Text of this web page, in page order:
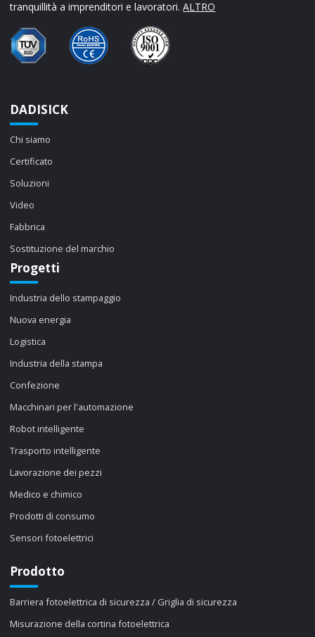
tranquillità a imprenditori e lavoratori.ALTRO
DADISICK
Chi siamo
Certificato
Soluzioni
Video
Fabbrica
Sostituzione del marchio
Progetti
Industria dello stampaggio
Nuova energia
Logistica
Industria della stampa
Confezione
Macchinari per l'automazione
Robot intelligente
Trasporto intelligente
Lavorazione dei pezzi
Medico e chimico
Prodotti di consumo
Sensori fotoelettrici
Prodotto
Barriera fotoelettrica di sicurezza / Griglia di sicurezza
Misurazione della cortina fotoelettrica